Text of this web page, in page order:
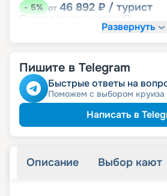
-5% от 46 892 ₽ / турист
Скидка
Развернуть
Пишите в Telegram
Быстрые ответы на
Поможем с выбором круиза
Написать в
Описание Выбор кают